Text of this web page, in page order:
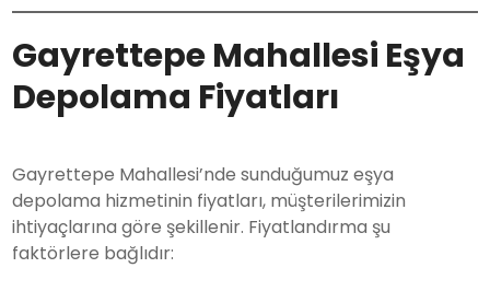
Gayrettepe Mahallesi Eşya
Depolama Fiyatları
Gayrettepe Mahallesi’nde sunduğumuz eşya
depolama hizmetinin fiyatları, müşterilerimizin
ihtiyaçlarına göre şekillenir. Fiyatlandırma şu
faktörlere bağlıdır: